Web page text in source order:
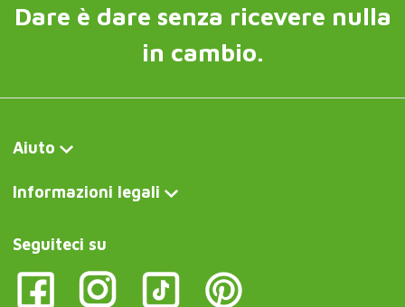
Dare è dare senza ricevere nulla
in cambio.
Aiuto
Informazioni legali
Seguiteci su